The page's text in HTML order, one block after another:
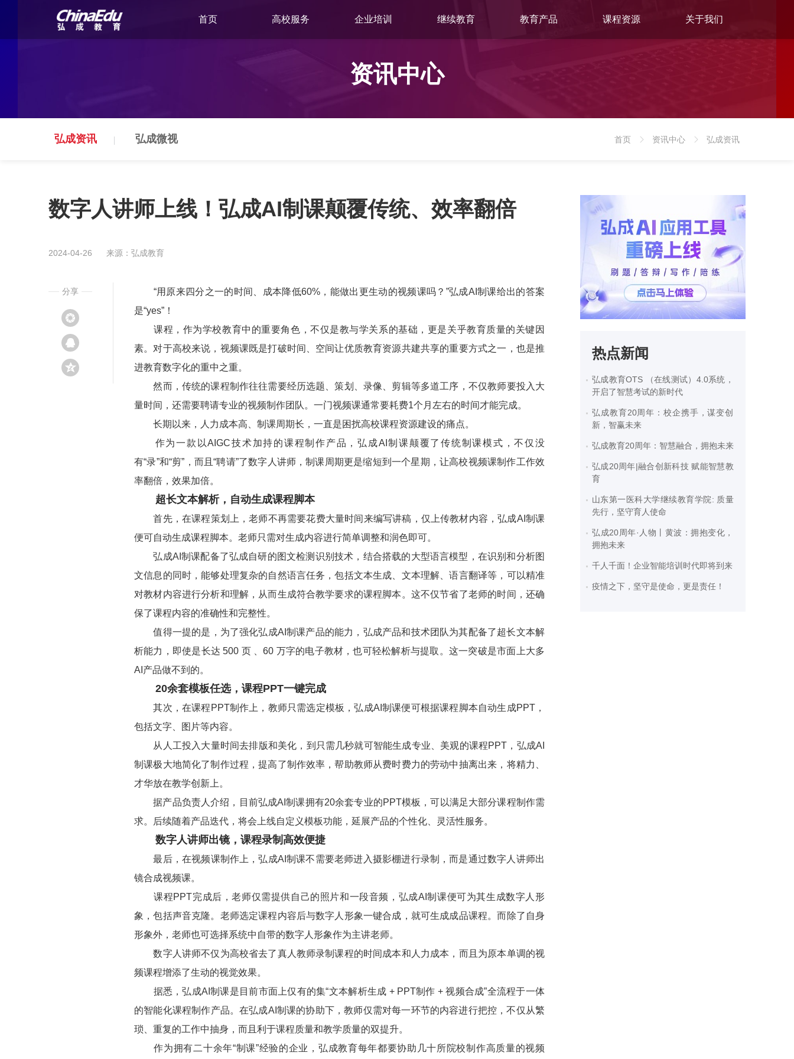
首页 高校服务 企业培训 继续教育 教育产品 课程资源 关于我们
资讯中心
弘成资讯 弘成微视
首页
资讯中心
弘成资讯
数字人讲师上线！弘成AI制课颠覆传统、效率翻倍
2024-04-26 来源：弘成教育
“用原来四分之一的时间、成本降低60%，能做出更生动的视频课吗？”弘成AI制课给出的答案
是“yes”！
课程，作为学校教育中的重要角色，不仅是教与学关系的基础，更是关乎教育质量的关键因
素。对于高校来说，视频课既是打破时间、空间让优质教育资源共建共享的重要方式之一，也是推
进教育数字化的重中之重。
然而，传统的课程制作往往需要经历选题、策划、录像、剪辑等多道工序，不仅教师要投入大
量时间，还需要聘请专业的视频制作团队。一门视频课通常要耗费1个月左右的时间才能完成。
长期以来，人力成本高、制课周期长，一直是困扰高校课程资源建设的痛点。
作为一款以AIGC技术加持的课程制作产品，弘成AI制课颠覆了传统制课模式，不仅没
有“录”和“剪”，而且“聘请”了数字人讲师，制课周期更是缩短到一个星期，让高校视频课制作工作效
率翻倍，效果加倍。
超长文本解析，自动生成课程脚本
首先，在课程策划上，老师不再需要花费大量时间来编写讲稿，仅上传教材内容，弘成AI制课
便可自动生成课程脚本。老师只需对生成内容进行简单调整和润色即可。
弘成AI制课配备了弘成自研的图文检测识别技术，结合搭载的大型语言模型，在识别和分析图
文信息的同时，能够处理复杂的自然语言任务，包括文本生成、文本理解、语言翻译等，可以精准
对教材内容进行分析和理解，从而生成符合教学要求的课程脚本。这不仅节省了老师的时间，还确
保了课程内容的准确性和完整性。
值得一提的是，为了强化弘成AI制课产品的能力，弘成产品和技术团队为其配备了超长文本解
析能力，即使是长达 500 页 、60 万字的电子教材，也可轻松解析与提取。这一突破是市面上大多
AI产品做不到的。
20余套模板任选，课程PPT一键完成
其次，在课程PPT制作上，教师只需选定模板，弘成AI制课便可根据课程脚本自动生成PPT，
包括文字、图片等内容。
从人工投入大量时间去排版和美化，到只需几秒就可智能生成专业、美观的课程PPT，弘成AI
制课极大地简化了制作过程，提高了制作效率，帮助教师从费时费力的劳动中抽离出来，将精力、
才华放在教学创新上。
据产品负责人介绍，目前弘成AI制课拥有20余套专业的PPT模板，可以满足大部分课程制作需
求。后续随着产品迭代，将会上线自定义模板功能，延展产品的个性化、灵活性服务。
数字人讲师出镜，课程录制高效便捷
最后，在视频课制作上，弘成AI制课不需要老师进入摄影棚进行录制，而是通过数字人讲师出
镜合成视频课。
课程PPT完成后，老师仅需提供自己的照片和一段音频，弘成AI制课便可为其生成数字人形
象，包括声音克隆。老师选定课程内容后与数字人形象一键合成，就可生成成品课程。而除了自身
形象外，老师也可选择系统中自带的数字人形象作为主讲老师。
数字人讲师不仅为高校省去了真人教师录制课程的时间成本和人力成本，而且为原本单调的视
频课程增添了生动的视觉效果。
据悉，弘成AI制课是目前市面上仅有的集“文本解析生成 + PPT制作 + 视频合成”全流程于一体
的智能化课程制作产品。在弘成AI制课的协助下，教师仅需对每一环节的内容进行把控，不仅从繁
琐、重复的工作中抽身，而且利于课程质量和教学质量的双提升。
作为拥有二十余年“制课”经验的企业，弘成教育每年都要协助几十所院校制作高质量的视频
分享
热点新闻
弘成教育OTS （在线测试）4.0系统，
开启了智慧考试的新时代
弘成教育20周年：校企携手，谋变创
新，智赢未来
弘成教育20周年：智慧融合，拥抱未来
弘成20周年|融合创新科技 赋能智慧教
育
山东第一医科大学继续教育学院: 质量
先行，坚守育人使命
弘成20周年·人物丨黄波：拥抱变化，
拥抱未来
千人千面！企业智能培训时代即将到来
疫情之下，坚守是使命，更是责任！